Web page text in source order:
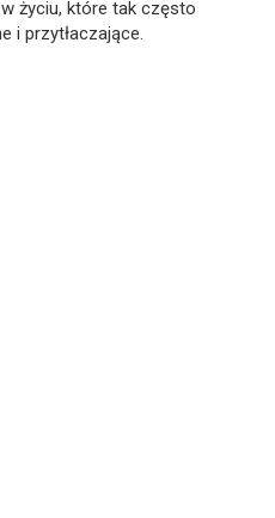
życiu, które tak często
i przytłaczające.